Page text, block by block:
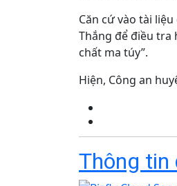
Căn cứ vào tài
Thắng để điều tra
chất ma túy”.
Hiện, Công an
Thông tin